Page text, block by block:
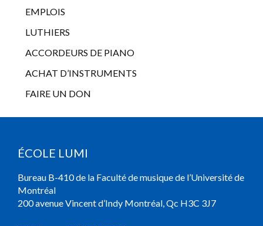
EMPLOIS
LUTHIERS
ACCORDEURS DE PIANO
ACHAT D’INSTRUMENTS
FAIRE UN DON
ÉCOLE LUMI
Bureau B-410 de la Faculté de musique de l’Université de
Montréal
200 avenue Vincent d’Indy Montréal, Qc H3C 3J7